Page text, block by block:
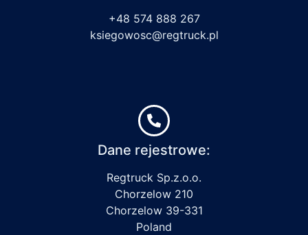
+48 574 888 267
ksiegowosc@regtruck.pl
Dane rejestrowe:
Regtruck Sp.z.o.o.
Chorzelow 210
Chorzelow 39-331
Poland